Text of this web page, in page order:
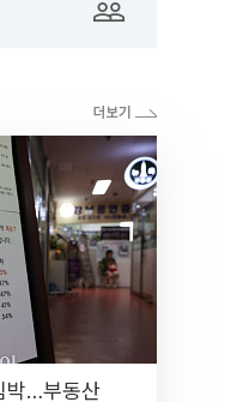
박…부동산